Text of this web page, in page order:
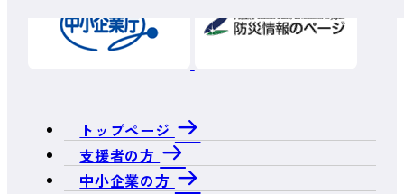
トップページ
支援者の方
中小企業の方